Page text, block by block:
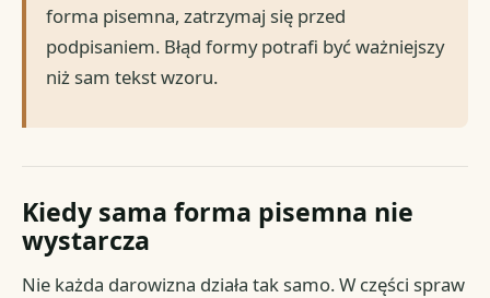
forma pisemna, zatrzymaj się przed
podpisaniem. Błąd formy potrafi być ważniejszy
niż sam tekst wzoru.
Kiedy sama forma pisemna nie
wystarcza
Nie każda darowizna działa tak samo. W części spraw